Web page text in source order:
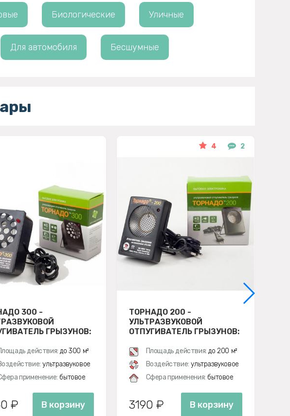
Биологические Уличные
Для автомобиля Бесшумные
300 -
ГРЫЗУНОВ:
действия: до 300 м²
ультразвуковое
применение: бытовое
₽ В корзину
4 2
ТОРНАДО 200 -
УЛЬТРАЗВУКОВОЙ
ОТПУГИВАТЕЛЬ ГРЫЗУНОВ:
Площадь действия: до 200 м²
Воздействие: ультразвуковое
Сфера применения: бытовое
3190 ₽ В корзину